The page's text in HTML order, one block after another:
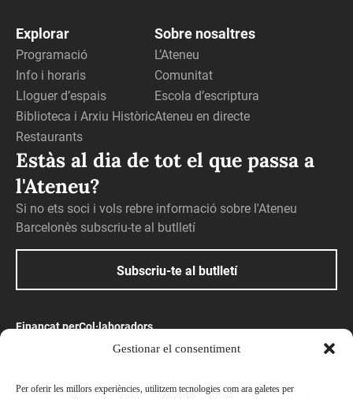
Gestionar el consentiment
Per oferir les millors experiències, utilitzem tecnologies com ara galetes per
Explorar
Programació
Info i horaris
Lloguer d’espais
Biblioteca i Arxiu Històric
Restaurants
Sobre nosaltres
L’Ateneu
Comunitat
Escola d’escriptura
Ateneu en directe
Estàs al dia de tot el que passa a
l'Ateneu?
Si no ets soci i vols rebre informació sobre l'Ateneu
Barcelonès subscriu-te al butlletí
Subscriu-te al butlletí
Finançat perCol·laboradors